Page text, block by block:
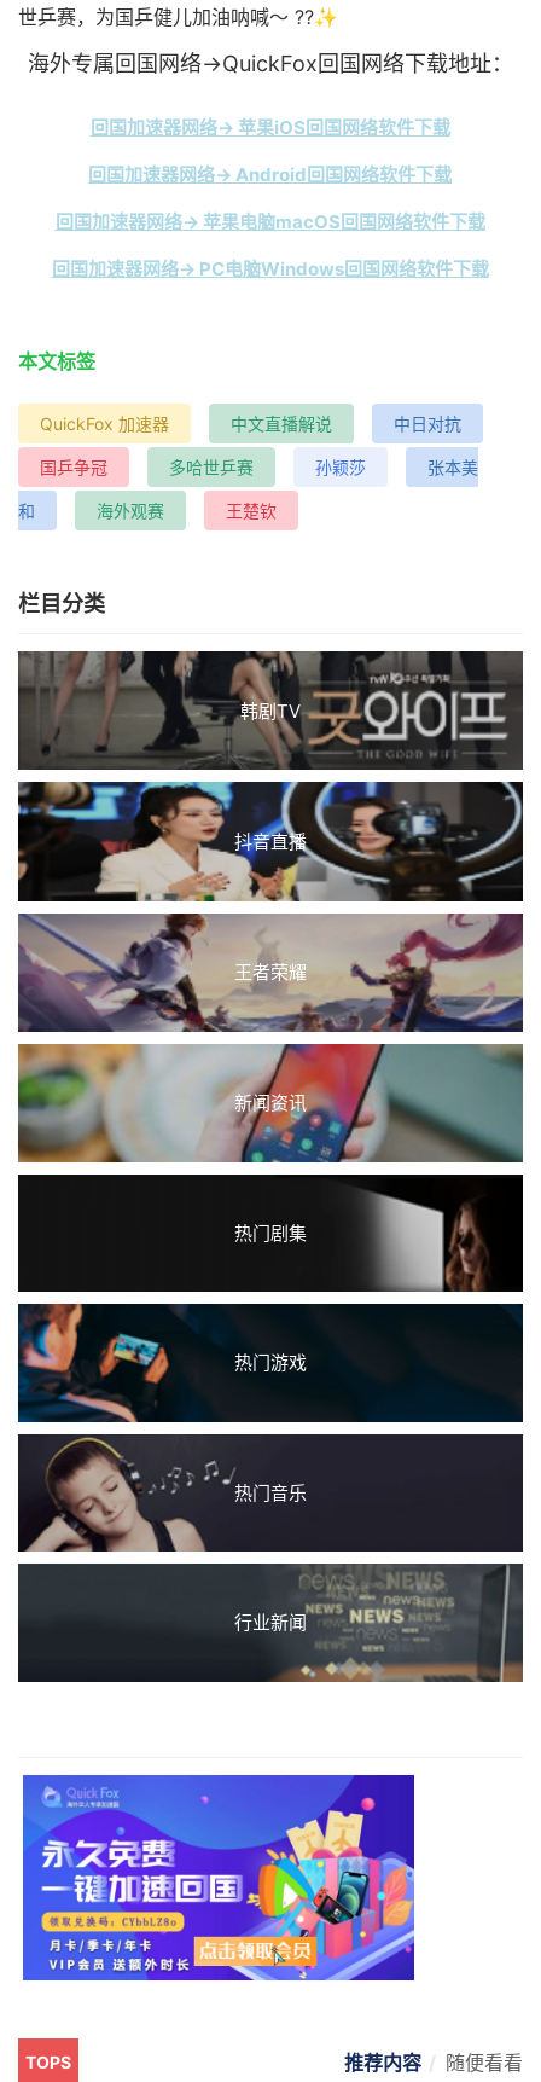
世乒赛，为国乒健儿加油呐喊～ ??✨
海外专属回国网络→QuickFox回国网络下载地址：
回国加速器网络→ 苹果iOS回国网络软件下载
回国加速器网络→ Android回国网络软件下载
回国加速器网络→ 苹果电脑macOS回国网络软件下载
回国加速器网络→ PC电脑Windows回国网络软件下载
本文标签
QuickFox 加速器 中文直播解说 中日对抗
国乒争冠 多哈世乒赛 孙颖莎 张本美
和 海外观赛 王楚钦
栏目分类
韩剧TV
抖音直播
王者荣耀
新闻资讯
热门剧集
热门游戏
热门音乐
行业新闻
TOPS 推荐内容 随便看看